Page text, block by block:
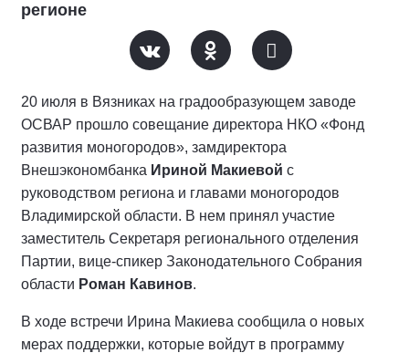
регионе
20 июля в Вязниках на градообразующем заводе
ОСВАР прошло совещание директора НКО «Фонд
развития моногородов», замдиректора
Внешэкономбанка Ириной Макиевой с
руководством региона и главами моногородов
Владимирской области. В нем принял участие
заместитель Секретаря регионального отделения
Партии, вице-спикер Законодательного Собрания
области Роман Кавинов.
В ходе встречи Ирина Макиева сообщила о новых
мерах поддержки, которые войдут в программу